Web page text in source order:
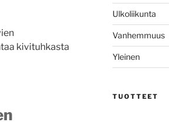
kivituhkasta
Ulkoliikunta
Vanhemmuus
Yleinen
TUOTTEET